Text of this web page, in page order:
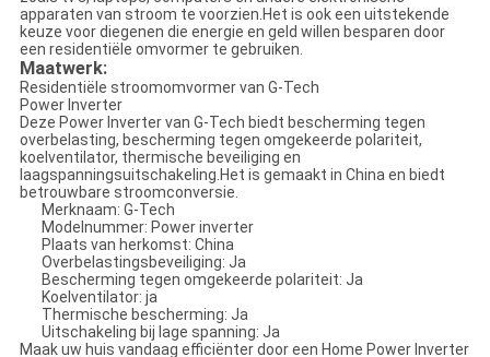
apparaten van stroom te voorzien.Het is ook een uitstekende
keuze voor diegenen die energie en geld willen besparen door
een residentiële omvormer te gebruiken.
Maatwerk:
Residentiële stroomomvormer van G-Tech
Power Inverter
Deze Power Inverter van G-Tech biedt bescherming tegen
overbelasting, bescherming tegen omgekeerde polariteit,
koelventilator, thermische beveiliging en
laagspanningsuitschakeling.Het is gemaakt in China en biedt
betrouwbare stroomconversie.
Merknaam: G-Tech
Modelnummer: Power inverter
Plaats van herkomst: China
Overbelastingsbeveiliging: Ja
Bescherming tegen omgekeerde polariteit: Ja
Koelventilator: ja
Thermische bescherming: Ja
Uitschakeling bij lage spanning: Ja
Maak uw huis vandaag efficiënter door een Home Power Inverter